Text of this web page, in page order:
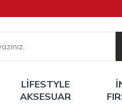
LIFESTYLE
AKSESUAR